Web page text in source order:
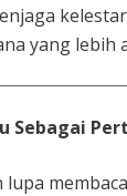
yang lebih
Sebagai